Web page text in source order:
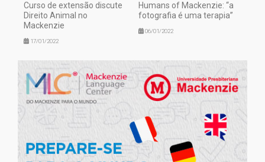
Curso de extensão discute
Direito Animal no
Mackenzie
17/01/2022
Humans of Mackenzie: “a
fotografia é uma terapia”
06/01/2022